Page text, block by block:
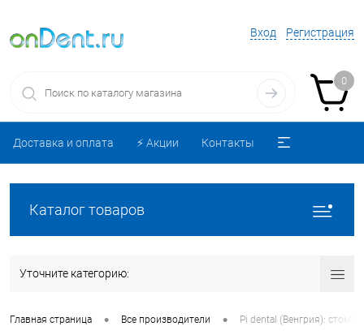
Вход Регистрация
0
Доставка и оплата ⚡️ Акции Контакты
Каталог товаров
Уточните категорию:
Главная страница • Все производители • Pi dental (Венгрия):